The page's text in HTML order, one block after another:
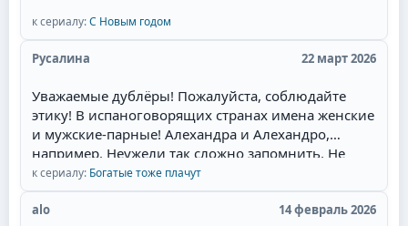
которые мечтала увидеть на экране. Привлек сам
образ главного героя - пират.Отдельный респект
за отсутствие моего "любимейшего" сюжетного
ложится с ним, и героиня это видит. Потом
злодейка объявляет о беременности, и герой, как
честный человек, женится. Причём он может
противиться, но героиня сама его отпускает к
другой, мол, ты должен, там ребёнок. При этом
она часто сама беременна. И она выходит замуж
за давно влюблённого в неё парня, но в постель
к сериалу:С Новым годом
Русалина 22 март 2026
Уважаемые дублёры! Пожалуйста, соблюдайте
этику! В испаноговорящих странах имена женские
и мужские-парные! Алехандра и Алехандро,
например. Неужели так сложно запомнить. Не
валите всё в одну кучу! Сантьяга - режет ухо!
Мужские имена имеют окончание -о, а женские,
соответственно -а.
к сериалу: Богатые тоже плачут
alo 14 февраль 2026